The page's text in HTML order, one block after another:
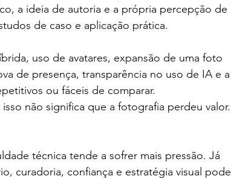
a ideia de autoria e a própria percepção de
de caso e aplicação prática.
uso de avatares, expansão de uma foto
de presença, transparência no uso de IA e a
ou fáceis de comparar.
não significa que a fotografia perdeu valor.
técnica tende a sofrer mais pressão. Já
curadoria, confiança e estratégia visual pode